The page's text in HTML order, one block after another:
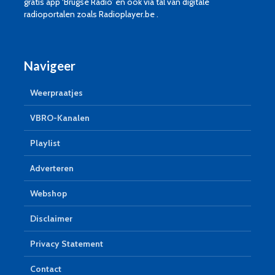
radioportalen zoals Radioplayer.be .
Navigeer
Weerpraatjes
VBRO-Kanalen
Playlist
Adverteren
Webshop
Disclaimer
Privacy Statement
Contact